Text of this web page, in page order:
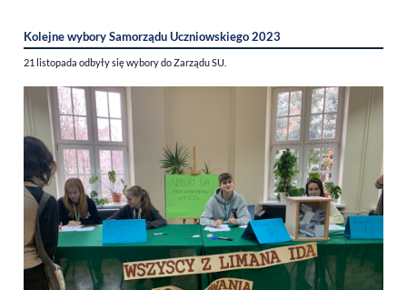
Kolejne wybory Samorządu Uczniowskiego 2023
21 listopada odbyły się wybory do Zarządu SU.